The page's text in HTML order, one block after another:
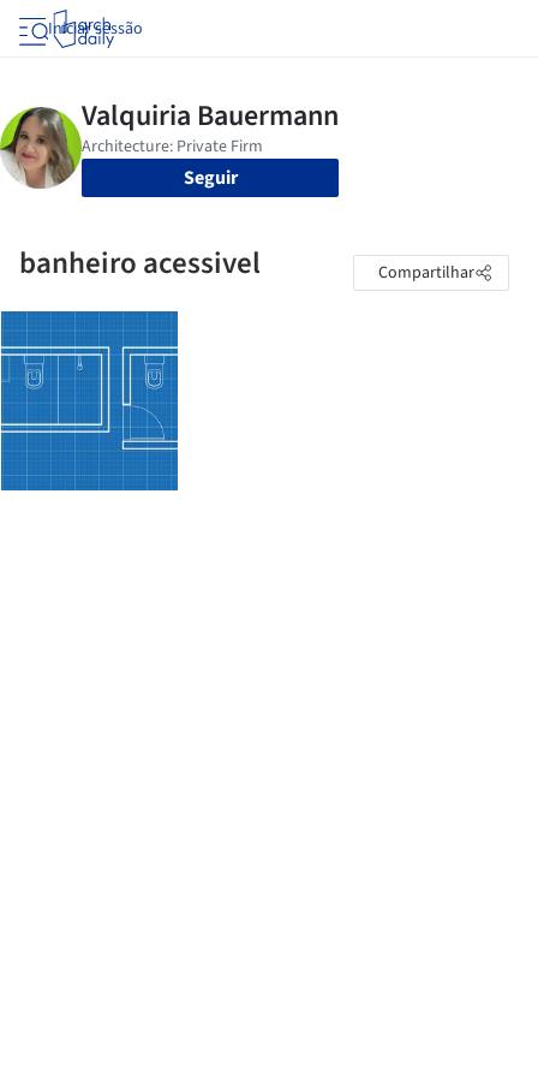
Iniciar sessão
Seguir
banheiro acessivel Compartilhar